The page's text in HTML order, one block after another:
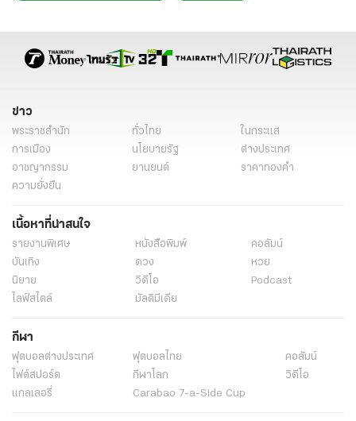
ข่าวการเมือง ไทยรัฐ ข่าวด่วน ข่าวการเมือง
ข่าว
พระราชสำนัก ทั่วไทย
ในกระแส
การเมือง
นโยบายรัฐ
ต่างประเทศ
อาชญากรรม
ยานยนต์
ราคาทองคำ
ความยั่งยืน
เนื้อหาที่น่าสนใจ
รายงานพิเศษ หนังสือพิมพ์
คอลัมน์
บันเทิง
ดวง
หวย
นิยาย
วิดีโอ
Podcast
ไลฟ์สไตล์
มัลติมีเดีย
กีฬา
ฟุตบอลต่่างประเทศ ฟุตบอลไทย
คอลัมน์
ไฟต์สปอร์ต
กีฬาโลก
วิดีโอ
แกลเลอรี่
Carabao 7-a-Side Cup